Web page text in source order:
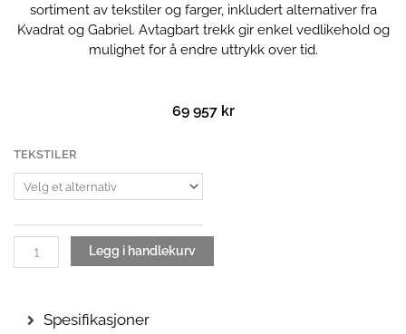
sortiment av tekstiler og farger, inkludert alternativer fra
Kvadrat og Gabriel. Avtagbart trekk gir enkel vedlikehold og
mulighet for å endre uttrykk over tid.
69 957 kr
TEKSTILER
Paradigm
3-
seter
PG4
antall
Legg i handlekurv
Spesifikasjoner